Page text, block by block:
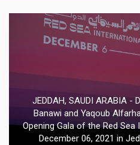
JEDDAH, SAUDI ARABIA -
Banawi and Yaqoub
Opening Gala of the Red
December 06, 2021 in